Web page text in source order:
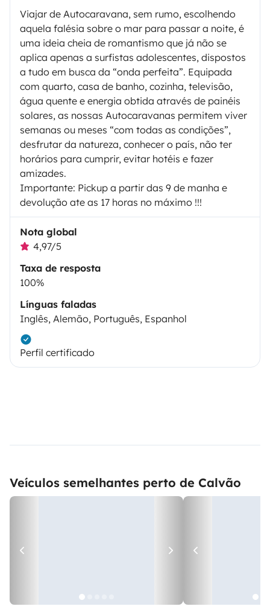
Viajar de Autocaravana, sem rumo, escolhendo
aquela falésia sobre o mar para passar a noite, é
uma ideia cheia de romantismo que já não se
aplica apenas a surfistas adolescentes, dispostos
a tudo em busca da “onda perfeita”. Equipada
com quarto, casa de banho, cozinha, televisão,
água quente e energia obtida através de painéis
solares, as nossas Autocaravanas permitem viver
semanas ou meses “com todas as condições”,
desfrutar da natureza, conhecer o país, não ter
horários para cumprir, evitar hotéis e fazer
amizades.
Importante: Pickup a partir das 9 de manha e
devolução ate as 17 horas no máximo !!!
Nota global
4,97/5
Taxa de resposta
100%
Línguas faladas
Inglês, Alemão, Português, Espanhol
Perfil certificado
Veículos semelhantes perto de Calvão